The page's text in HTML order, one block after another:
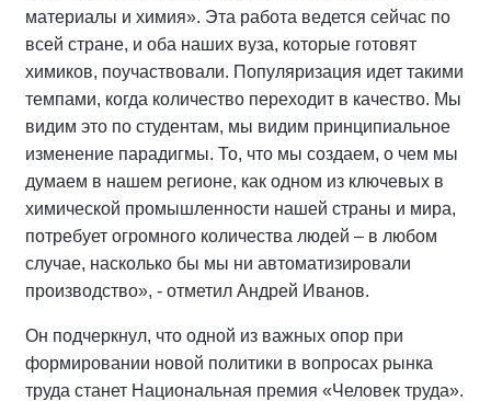
материалы и химия». Эта работа ведется сейчас по
всей стране, и оба наших вуза, которые готовят
химиков, поучаствовали. Популяризация идет такими
темпами, когда количество переходит в качество. Мы
видим это по студентам, мы видим принципиальное
изменение парадигмы. То, что мы создаем, о чем мы
думаем в нашем регионе, как одном из ключевых в
химической промышленности нашей страны и мира,
потребует огромного количества людей – в любом
случае, насколько бы мы ни автоматизировали
производство», - отметил Андрей Иванов.
Он подчеркнул, что одной из важных опор при
формировании новой политики в вопросах рынка
труда станет Национальная премия «Человек труда».